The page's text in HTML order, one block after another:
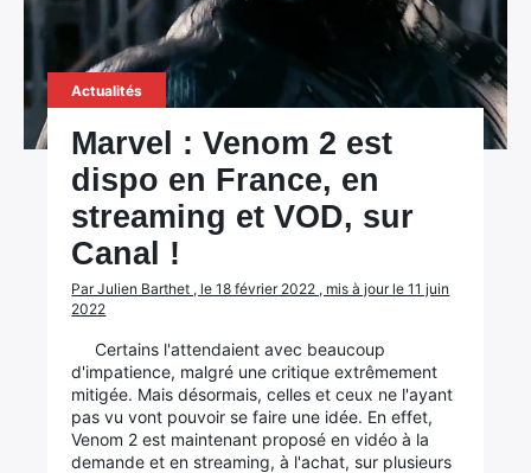
Actualités
Marvel : Venom 2 est
dispo en France, en
streaming et VOD, sur
Canal !
Par Julien Barthet , le 18 février 2022 , mis à jour le 11 juin
2022
Certains l'attendaient avec beaucoup
d'impatience, malgré une critique extrêmement
mitigée. Mais désormais, celles et ceux ne l'ayant
pas vu vont pouvoir se faire une idée. En effet,
Venom 2 est maintenant proposé en vidéo à la
demande et en streaming, à l'achat, sur plusieurs